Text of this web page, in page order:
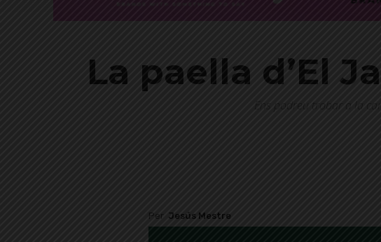
La paella d’El
Ens podreu trobar a la
Per Jesús Mestre